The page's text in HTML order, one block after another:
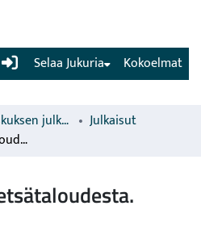
(current) Kokoelmat
Selaa Jukuria
Luonnonvarakeskuksen julkaisut
Julkaisut
Piirteitä Lapin metsätaloudesta.